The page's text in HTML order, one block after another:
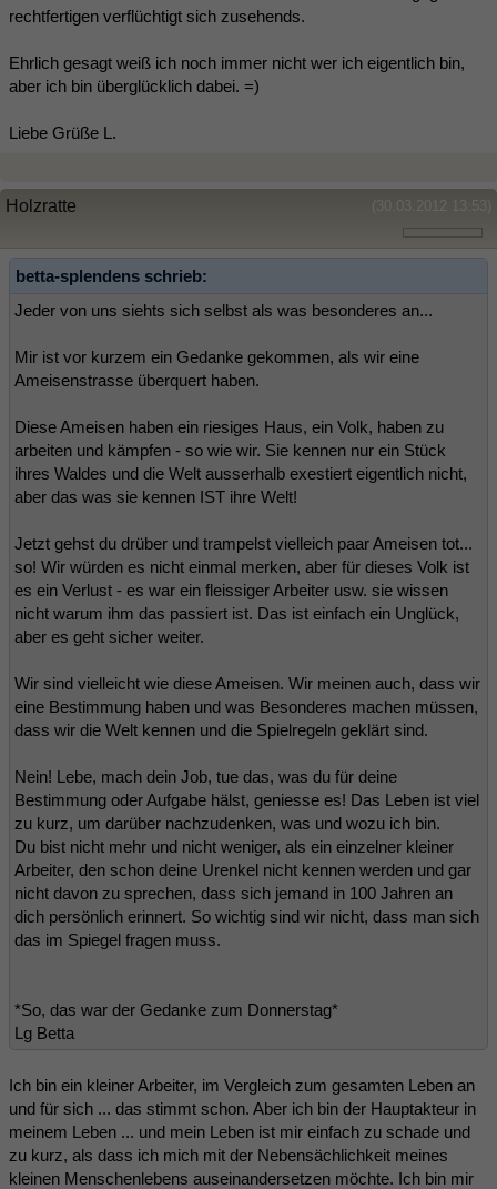
rechtfertigen verflüchtigt sich zusehends.
Ehrlich gesagt weiß ich noch immer nicht wer ich eigentlich bin,
aber ich bin überglücklich dabei. =)
Liebe Grüße L.
(30.03.2012 13:53)
Holzratte
betta-splendens schrieb:
Jeder von uns siehts sich selbst als was besonderes an...
Mir ist vor kurzem ein Gedanke gekommen, als wir eine
Ameisenstrasse überquert haben.
Diese Ameisen haben ein riesiges Haus, ein Volk, haben zu
arbeiten und kämpfen - so wie wir. Sie kennen nur ein Stück
ihres Waldes und die Welt ausserhalb exestiert eigentlich nicht,
aber das was sie kennen IST ihre Welt!
Jetzt gehst du drüber und trampelst vielleich paar Ameisen tot...
so! Wir würden es nicht einmal merken, aber für dieses Volk ist
es ein Verlust - es war ein fleissiger Arbeiter usw. sie wissen
nicht warum ihm das passiert ist. Das ist einfach ein Unglück,
aber es geht sicher weiter.
Wir sind vielleicht wie diese Ameisen. Wir meinen auch, dass wir
eine Bestimmung haben und was Besonderes machen müssen,
dass wir die Welt kennen und die Spielregeln geklärt sind.
Nein! Lebe, mach dein Job, tue das, was du für deine
Bestimmung oder Aufgabe hälst, geniesse es! Das Leben ist viel
zu kurz, um darüber nachzudenken, was und wozu ich bin.
Du bist nicht mehr und nicht weniger, als ein einzelner kleiner
Arbeiter, den schon deine Urenkel nicht kennen werden und gar
nicht davon zu sprechen, dass sich jemand in 100 Jahren an
dich persönlich erinnert. So wichtig sind wir nicht, dass man sich
das im Spiegel fragen muss.
*So, das war der Gedanke zum Donnerstag*
Lg Betta
Ich bin ein kleiner Arbeiter, im Vergleich zum gesamten Leben an
und für sich ... das stimmt schon. Aber ich bin der Hauptakteur in
meinem Leben ... und mein Leben ist mir einfach zu schade und
zu kurz, als dass ich mich mit der Nebensächlichkeit meines
kleinen Menschenlebens auseinandersetzen möchte. Ich bin mir